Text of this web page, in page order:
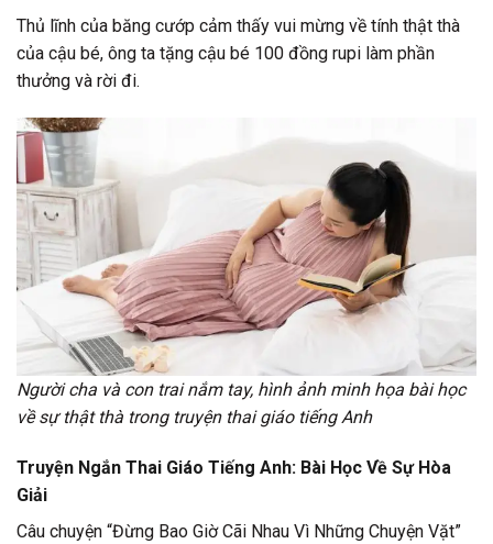
Thủ lĩnh của băng cướp cảm thấy vui mừng về tính thật thà
của cậu bé, ông ta tặng cậu bé 100 đồng rupi làm phần
thưởng và rời đi.
Người cha và con trai nắm tay, hình ảnh minh họa bài học
về sự thật thà trong truyện thai giáo tiếng Anh
Truyện Ngắn Thai Giáo Tiếng Anh: Bài Học Về Sự Hòa
Giải
Câu chuyện “Đừng Bao Giờ Cãi Nhau Vì Những Chuyện Vặt”